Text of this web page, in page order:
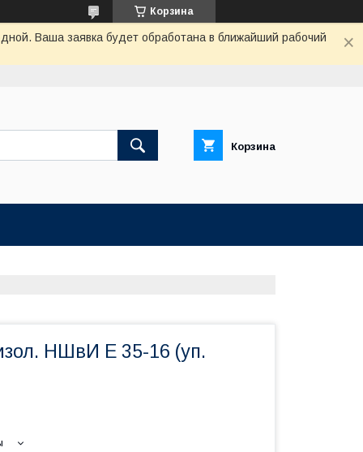
Корзина
Ваша заявка будет обработана в ближайший рабочий
Корзина
НШвИ Е 35-16 (уп.